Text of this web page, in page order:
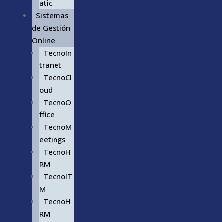
atic
Sistemas
de Gestión
Online
TecnoIn
tranet
TecnoCl
oud
TecnoO
ffice
TecnoM
eetings
TecnoH
RM
TecnoIT
M
TecnoH
RM